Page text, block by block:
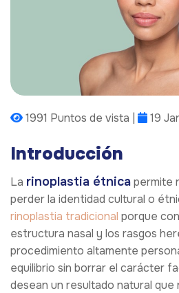
1991 Puntos de vista | 19
Introducción
La rinoplastia étnicapermite
perder la identidad cultural o
rinoplastia tradicional porque
estructura nasal y los rasgos
procedimiento altamente
equilibrio sin borrar el carácter
desean un resultado natural